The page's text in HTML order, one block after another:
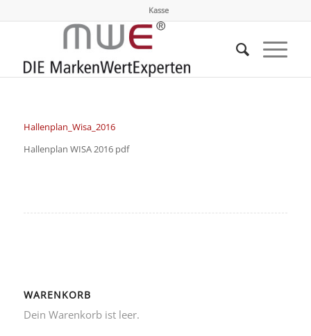
Kasse
Hallenplan_Wisa_2016
Hallenplan WISA 2016 pdf
WARENKORB
Dein Warenkorb ist leer.